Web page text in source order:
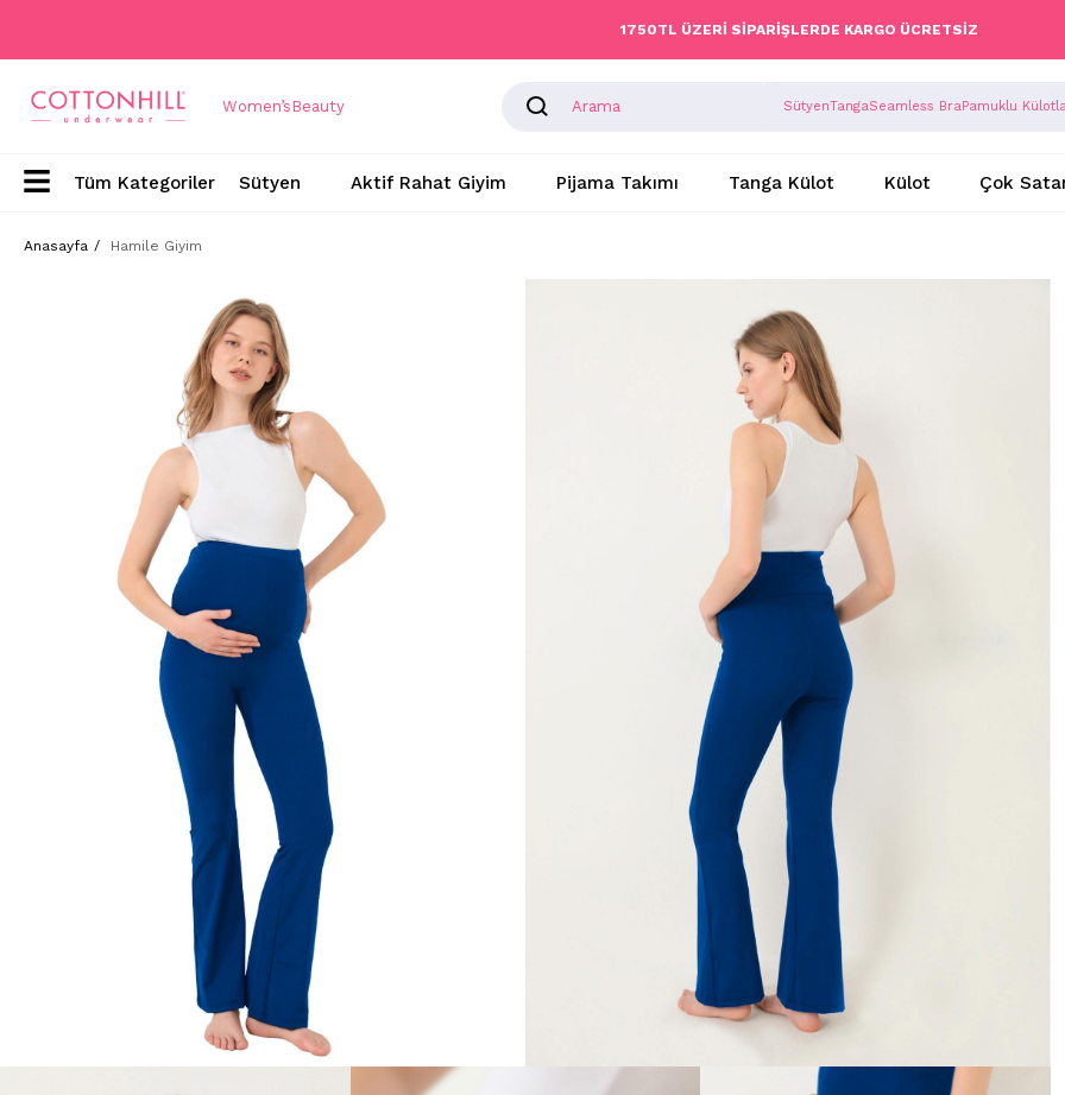
1750TL ÜZERİ SİPARİŞLERDE KARGO ÜCRETSİZ
Women’s Beauty SütyenTangaSeamless BraPamuklu
Sütyen Aktif Rahat Giyim Pijama Takımı Tanga Külot Külot Çok
Anasayfa Hamile Giyim